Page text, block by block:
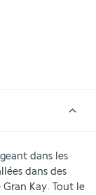
dans les
dans des
Kay. Tout le